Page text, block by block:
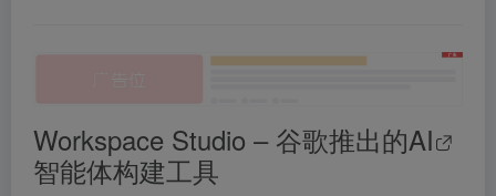
Workspace Studio – 谷歌推出的AI
智能体构建工具